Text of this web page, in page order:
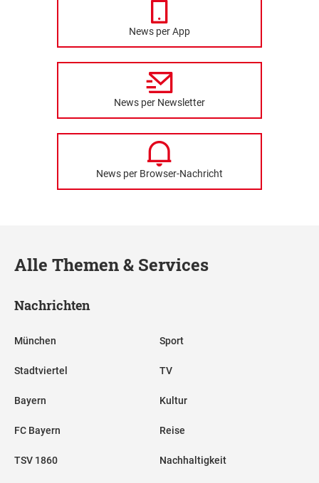
News per App
News per Newsletter
News per Browser-Nachricht
Alle Themen & Services
Nachrichten
München
Stadtviertel
Bayern
FC Bayern
TSV 1860
Sport
TV
Kultur
Reise
Nachhaltigkeit